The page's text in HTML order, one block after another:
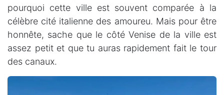
pourquoi cette ville est souvent comparée à la
célèbre cité italienne des amoureu. Mais pour être
honnête, sache que le côté Venise de la ville est
assez petit et que tu auras rapidement fait le tour
des canaux.